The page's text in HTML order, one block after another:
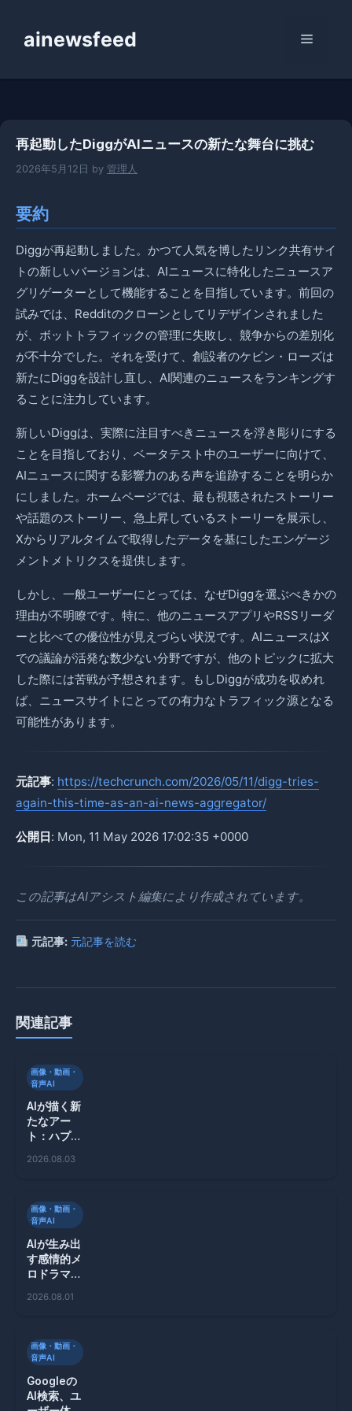
ainewsfeed メ
再起動したDiggがAIニュースの新たな舞台に挑む
2026年5月12日 by 管理人
要約
Diggが再起動しました。かつて人気を博したリンク共有サイ
トの新しいバージョンは、AIニュースに特化したニュースア
グリゲーターとして機能することを目指しています。前回の
試みでは、Redditのクローンとしてリデザインされました
が、ボットトラフィックの管理に失敗し、競争からの差別化
が不十分でした。それを受けて、創設者のケビン・ローズは
新たにDiggを設計し直し、AI関連のニュースをランキングす
ることに注力しています。
新しいDiggは、実際に注目すべきニュースを浮き彫りにする
ことを目指しており、ベータテスト中のユーザーに向けて、
AIニュースに関する影響力のある声を追跡することを明らか
にしました。ホームページでは、最も視聴されたストーリー
や話題のストーリー、急上昇しているストーリーを展示し、
Xからリアルタイムで取得したデータを基にしたエンゲージ
メントメトリクスを提供します。
しかし、一般ユーザーにとっては、なぜDiggを選ぶべきかの
理由が不明瞭です。特に、他のニュースアプリやRSSリーダ
ーと比べての優位性が見えづらい状況です。AIニュースはX
での議論が活発な数少ない分野ですが、他のトピックに拡大
した際には苦戦が予想されます。もしDiggが成功を収めれ
ば、ニュースサイトにとっての有力なトラフィック源となる
可能性があります。
元記事: https://techcrunch.com/2026/05/11/digg-tries-
again-this-time-as-an-ai-news-aggregator/
公開日: Mon, 11 May 2026 17:02:35 +0000
この記事はAIアシスト編集により作成されています。
元記事: 元記事を読む
関連記事
画像・動画・
音声AI
AIが描く新
たなアー
ト：ハプス
持つカエル
2026.08.03
画像・動画・
音声AI
AIが生み出
す感情的メ
ロドラマが
その裏側と
2026.08.01
画像・動画・
音声AI
Googleの
AI検索、ユ